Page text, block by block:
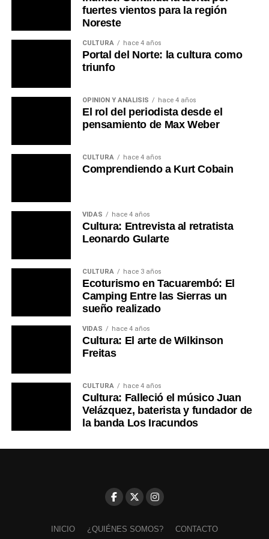
fuertes vientos para la región
Noreste
CULTURA hace 4 años
Portal del Norte: la cultura como
triunfo
OPINIÓN Y ANÁLISIS hace 4 años
El rol del periodista desde el
pensamiento de Max Weber
CULTURA hace 4 años
Comprendiendo a Kurt Cobain
VIDAS hace 4 años
Cultura: Entrevista al retratista
Leonardo Gularte
CULTURA hace 3 años
Ecoturismo en Tacuarembó: El
Camping Entre las Sierras un
sueño realizado
VIDAS hace 4 años
Cultura: El arte de Wilkinson
Freitas
CULTURA hace 4 años
Cultura: Falleció el músico Juan
Velázquez, baterista y fundador de
la banda Los Iracundos
INICIO ¿QUIÉNES SOMOS? CONTACTO